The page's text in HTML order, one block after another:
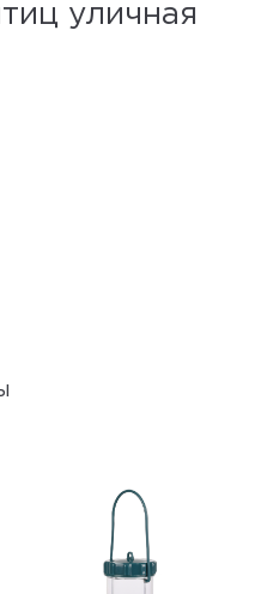
уличная